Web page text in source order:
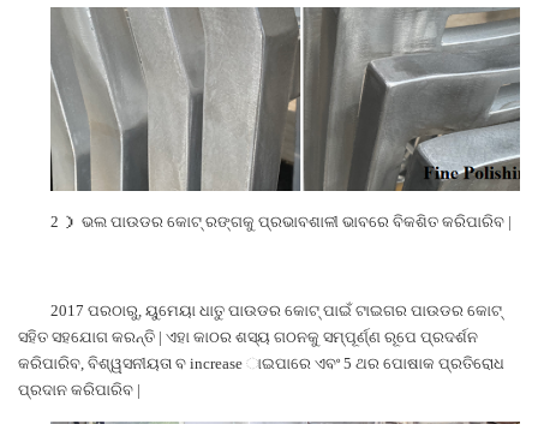
2 ） ଭଲ ପାଉଡର କୋଟ୍ ରଙ୍ଗକୁ ପ୍ରଭାବଶାଳୀ ଭାବରେ ବିକଶିତ କରିପାରିବ |
2017 ପରଠାରୁ, ୟୁମେୟା ଧାତୁ ପାଉଡର କୋଟ୍ ପାଇଁ ଟାଇଗର ପାଉଡର କୋଟ୍
ସହିତ ସହଯୋଗ କରନ୍ତି | ଏହା କାଠର ଶସ୍ୟ ଗଠନକୁ ସମ୍ପୂର୍ଣ୍ଣ ରୂପେ ପ୍ରଦର୍ଶନ
କରିପାରିବ, ବିଶ୍ୱସନୀୟତା ବ increase ାଇପାରେ ଏବଂ 5 ଥର ପୋଷାକ ପ୍ରତିରୋଧ
ପ୍ରଦାନ କରିପାରିବ |